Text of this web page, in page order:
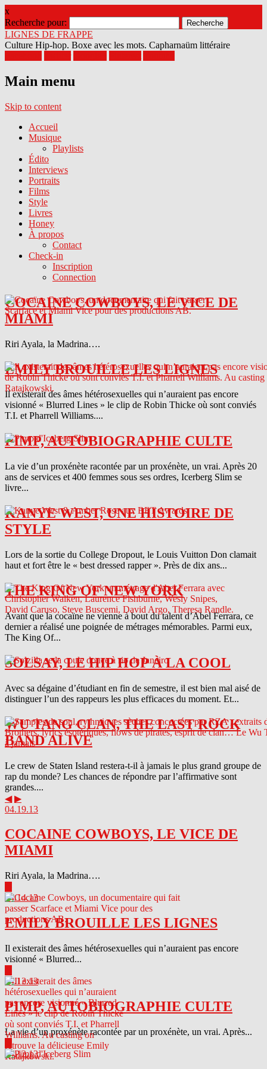
x
Recherche pour:
LIGNES DE FRAPPE
Culture Hip-hop. Boxe avec les mots. Capharnaüm littéraire
Main menu
Skip to content
Accueil
Musique
Playlists
Édito
Interviews
Portraits
Films
Style
Livres
Honey
À propos
Contact
Check-in
Inscription
Connection
COCAINE COWBOYS, LE VICE DE
MIAMI
Riri Ayala, la Madrina….
EMILY BROUILLE LES LIGNES
Il existerait des âmes hétérosexuelles qui n’auraient pas encore
visionné « Blurred Lines » le clip de Robin Thicke où sont conviés
T.I. et Pharrell Williams....
PIMP, AUTOBIOGRAPHIE CULTE
La vie d’un proxénète racontée par un proxénète, un vrai. Après 20
ans de services et 400 femmes sous ses ordres, Icerberg Slim se
livre...
KANYE WEST, UNE HISTOIRE DE
STYLE
Lors de la sortie du College Dropout, le Louis Vuitton Don clamait
haut et fort être le « best dressed rapper ». Près de dix ans...
THE KING OF NEW YORK
Avant que la cocaïne ne vienne à bout du talent d’Abel Ferrara, ce
dernier a réalisé une poignée de métrages mémorables. Parmi eux,
The King Of...
SOLSAY, LE HIP HOP À LA COOL
Avec sa dégaine d’étudiant en fin de semestre, il est bien mal aisé de
distinguer l’un des rappeurs les plus efficaces du moment. Et...
WU TANG CLAN, THE LAST ROCK
BAND ALIVE
Le crew de Staten Island restera-t-il à jamais le plus grand groupe de
rap du monde? Les chances de répondre par l’affirmative sont
grandes....
◀ ▶
04.19.13
COCAINE COWBOYS, LE VICE DE
MIAMI
Riri Ayala, la Madrina….
04.14.13
EMILY BROUILLE LES LIGNES
Il existerait des âmes hétérosexuelles qui n’auraient pas encore
visionné « Blurred...
04.13.13
PIMP, AUTOBIOGRAPHIE CULTE
La vie d’un proxénète racontée par un proxénète, un vrai. Après...
04.12.13